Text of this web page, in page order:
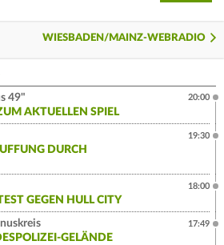
WIESBADEN/MAINZ-WEBRADIO
49"
AKTUELLEN SPIEL
20:00
DURCH
19:30
GEGEN HULL CITY
18:00
GELÄNDE
17:49